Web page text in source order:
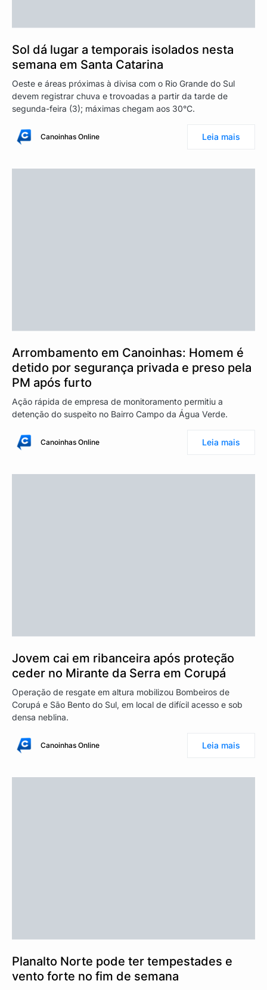
Sol dá lugar a temporais isolados nesta
semana em Santa Catarina
Oeste e áreas próximas à divisa com o Rio Grande do Sul
devem registrar chuva e trovoadas a partir da tarde de
segunda-feira (3); máximas chegam aos 30°C.
Canoinhas Online Leia mais
Arrombamento em Canoinhas: Homem é
detido por segurança privada e preso pela
PM após furto
Ação rápida de empresa de monitoramento permitiu a
detenção do suspeito no Bairro Campo da Água Verde.
Canoinhas Online Leia mais
Jovem cai em ribanceira após proteção
ceder no Mirante da Serra em Corupá
Operação de resgate em altura mobilizou Bombeiros de
Corupá e São Bento do Sul, em local de difícil acesso e sob
densa neblina.
Canoinhas Online Leia mais
Planalto Norte pode ter tempestades e
vento forte no fim de semana